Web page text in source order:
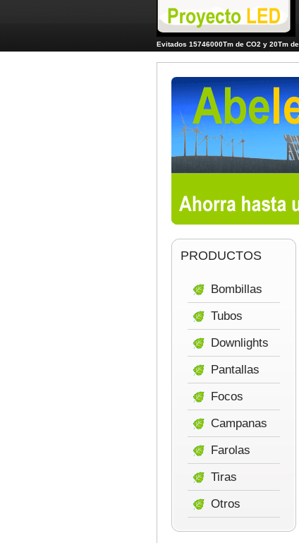
Evitados 15746000Tm de CO2 y 20Tm
PRODUCTOS
Bombillas
Tubos
Downlights
Pantallas
Focos
Campanas
Farolas
Tiras
Otros